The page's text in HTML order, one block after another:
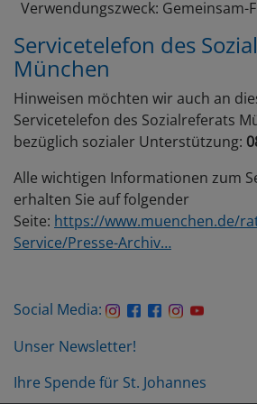
Verwendungszweck: Gemeinsam-
Servicetelefon des
München
Hinweisen möchten wir auch an
Servicetelefon des Sozialreferats
bezüglich sozialer Unterstützung:
Alle wichtigen Informationen zum
erhalten Sie auf folgender
Seite: https://www.muenchen.de/
Service/Presse-Archiv…
Social Media:
Unser Newsletter!
Ihre Spende für St. Johannes